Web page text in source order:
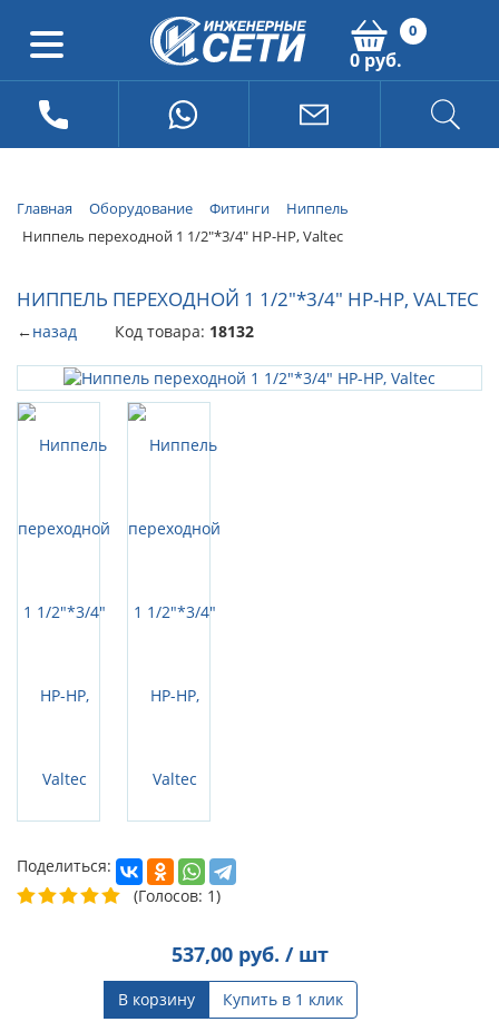
0
0 руб.
Главная Оборудование Фитинги
Ниппель
Ниппель переходной 1 1/2"*3/4" НР-НР, Valtec
НИППЕЛЬ ПЕРЕХОДНОЙ 1 1/2"*3/4" НР-НР, VALTEC
←назад Код товара: 18132
Поделиться:
(Голосов: 1)
537,00руб. / шт
В корзину Купить в 1 клик